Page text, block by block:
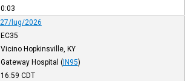
0:03
27/lug/2026
EC35
Vicino Hopkinsville, KY
Gateway Hospital (IN95)
16:59 CDT